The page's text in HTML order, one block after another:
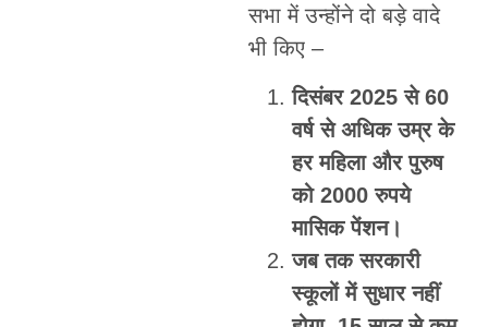
सभा में उन्होंने दो बड़े वादे
भी किए –
दिसंबर 2025 से 60
वर्ष से अधिक उम्र के
हर महिला और पुरुष
को 2000 रुपये
मासिक पेंशन।
जब तक सरकारी
स्कूलों में सुधार नहीं